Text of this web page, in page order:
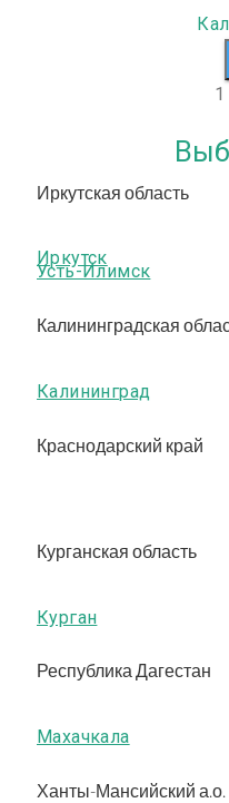
1
Иркутская область
Иркутск
Усть-Илимск
Калининградская
Калининград
Краснодарский край
Курганская область
Курган
Республика Дагестан
Махачкала
Ханты-Мансийский а.о.